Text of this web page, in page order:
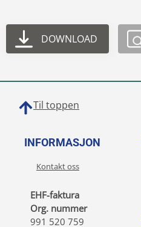
DOWNLOAD
Til toppen
INFORMASJON
Kontakt oss
EHF-faktura
Org. nummer
991 520 759